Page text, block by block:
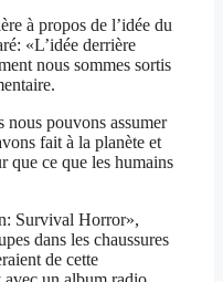
à propos de l’idée du
«L’idée derrière
nous sommes sortis
nous pouvons assumer
fait à la planète et
que ce que les humains
Survival Horror»,
dans les chaussures
de cette